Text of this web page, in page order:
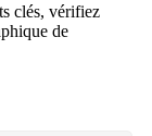
clés, vérifiez
de